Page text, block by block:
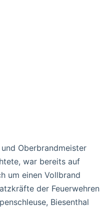
Oberbrandmeister
war bereits auf
um einen Vollbrand
der Feuerwehren
Biesenthal